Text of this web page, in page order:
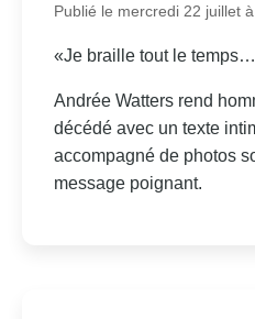
Publié le mercredi 22 juillet
«Je braille tout le
Andrée Watters rend
décédé avec un texte
accompagné de photos
message poignant.